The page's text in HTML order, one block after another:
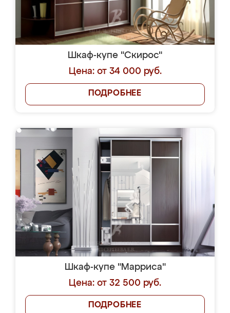
Шкаф-купе "Скирос"
Цена: от 34 000 руб.
ПОДРОБНЕЕ
Шкаф-купе "Марриса"
Цена: от 32 500 руб.
ПОДРОБНЕЕ